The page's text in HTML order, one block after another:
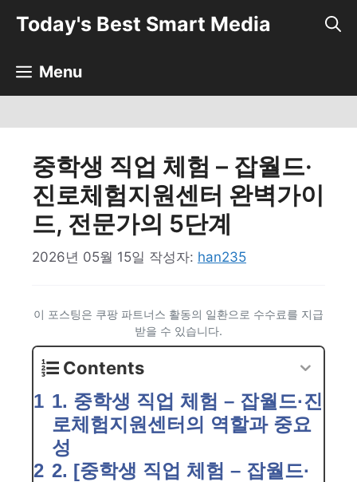
뛰
Today's Best Smart Media
Menu
중학생 직업 체험 – 잡월드·
진로체험지원센터 완벽가이
드, 전문가의 5단계
2026년 05월 15일 작성자: han235
이 포스팅은 쿠팡 파트너스 활동의 일환으로 수수료를 지급
받을 수 있습니다.
Contents
1. 중학생 직업 체험 – 잡월드·진
로체험지원센터의 역할과 중요
성
2. [중학생 직업 체험 – 잡월드·